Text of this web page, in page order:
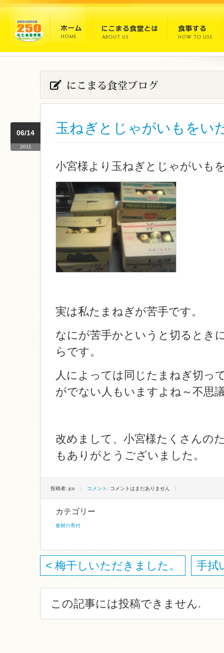
玉ねぎとじゃがいもをい
06/14
2011
小宮様より玉ねぎとじゃがいも
実は私たまねぎが苦手です。
なにが苦手かというと切るとき
らです。
人によっては同じたまねぎ切っ
がでない人もいますよね～不思
改めまして、小宮様たくさんの
もありがとうございました。
投稿者: jco コメント : コメントはまだありません
カテゴリー
食材の寄付
< 梅干しいただきました。 手拭
この記事には投稿できません.